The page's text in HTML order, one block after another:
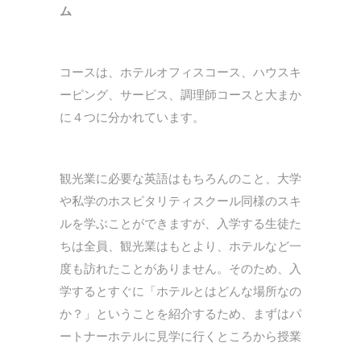
ム
コースは、ホテルオフィスコース、ハウスキ
ーピング、サービス、調理師コースと大まか
に４つに分かれています。
観光業に必要な英語はもちろんのこと、大学
や私学のホスピタリティスクール同様のスキ
ルを学ぶことができますが、入学する生徒た
ちは全員、観光業はもとより、ホテルなど一
度も訪れたことがありません。そのため、入
学するとすぐに「ホテルとはどんな場所なの
か？」ということを紹介するため、まずはパ
ートナーホテルに見学に行くところから授業